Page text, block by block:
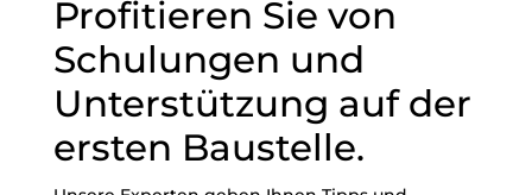
Profitieren Sie von
Schulungen und
Unterstützung auf der
ersten Baustelle.